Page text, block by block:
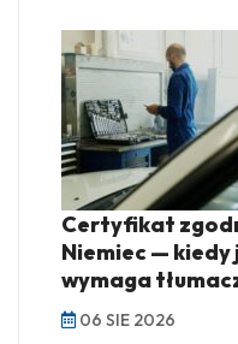
Certyfikat
Niemiec —
wymaga
06 SIE 2026